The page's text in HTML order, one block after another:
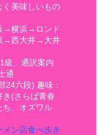
く美味しいもの
→横浜→ロンド
→西大井→大井
級、通訳案内
通
24六段) 趣味：
き(さらば青春
ち、オズワル
ン店食べ歩き